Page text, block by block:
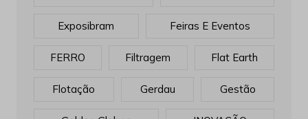
Exposibram Feiras E Eventos
FERRO Filtragem Flat Earth
Flotação Gerdau Gestão